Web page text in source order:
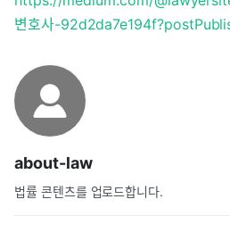
변호사-
about-law
법률 콘텐츠를 업로드합니다.